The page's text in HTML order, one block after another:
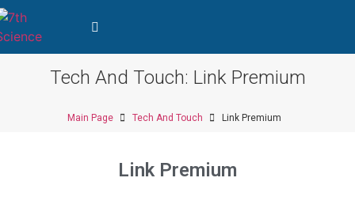
Tech And Touch: Link Premium
Main Page Tech And Touch Link Premium
Link Premium